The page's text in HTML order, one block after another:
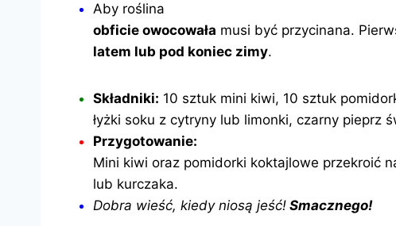
Aby roślina
obficie owocowała musi być przycinana.
latem lub pod koniec zimy.
Składniki: 10 sztuk mini kiwi, 10 sztuk
łyżki soku z cytryny lub limonki, czarny pieprz
Przygotowanie:
Mini kiwi oraz pomidorki koktajlowe przekroić
lub kurczaka.
Dobra wieść, kiedy niosą jeść! Smacznego!